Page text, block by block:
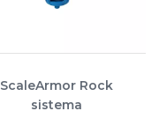
ScaleArmor Rock
sistema